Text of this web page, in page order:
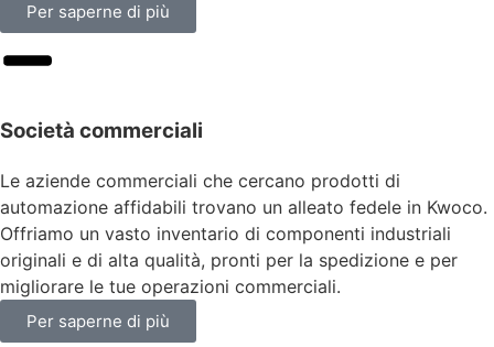
Per saperne di più
Società commerciali
Le aziende commerciali che cercano prodotti di
automazione affidabili trovano un alleato fedele in Kwoco.
Offriamo un vasto inventario di componenti industriali
originali e di alta qualità, pronti per la spedizione e per
migliorare le tue operazioni commerciali.
Per saperne di più